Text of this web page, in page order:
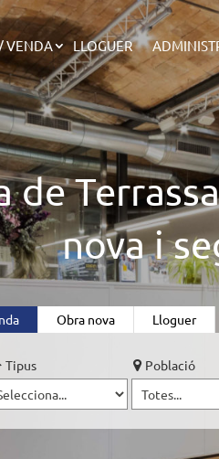
VENDA LLOGUER
nova i
Obra nova Lloguer
Tipus Població